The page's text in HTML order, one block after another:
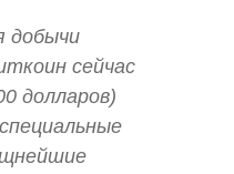
добычи
сейчас
долларов)